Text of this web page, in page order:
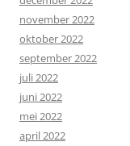
november 2022
oktober 2022
september 2022
juli 2022
juni 2022
mei 2022
april 2022